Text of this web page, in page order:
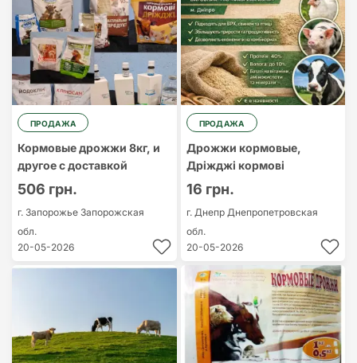
ПРОДАЖА
Кормовые дрожжи 8кг, и
другое с доставкой
506 грн.
г. Запорожье Запорожская
обл.
20-05-2026
ПРОДАЖА
Дрожжи кормовые,
Дріжджі кормові
16 грн.
г. Днепр Днепропетровская
обл.
20-05-2026